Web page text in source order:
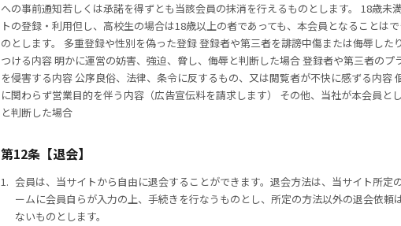
への事前通知若しくは承諾を得ずとも当該会員の抹消を行えるものとします。 18歳未
トの登録・利用但し、高校生の場合は18歳以上の者であっても、本会員となることは
のとします。 多重登録や性別を偽った登録 登録者や第三者を誹謗中傷または侮辱した
つける内容 明かに運営の妨害、強迫、脅し、侮辱と判断した場合 登録者や第三者のプ
を侵害する内容 公序良俗、法律、条令に反するもの、又は閲覧者が不快に感ずる内容
に関わらず営業目的を伴う内容（広告宣伝料を請求します） その他、当社が本会員と
と判断した場合
第12条【退会】
1. 会員は、当サイトから自由に退会することができます。退会方法は、当サイト所定
ームに会員自らが入力の上、手続きを行なうものとし、所定の方法以外の退会依頼
ないものとします。